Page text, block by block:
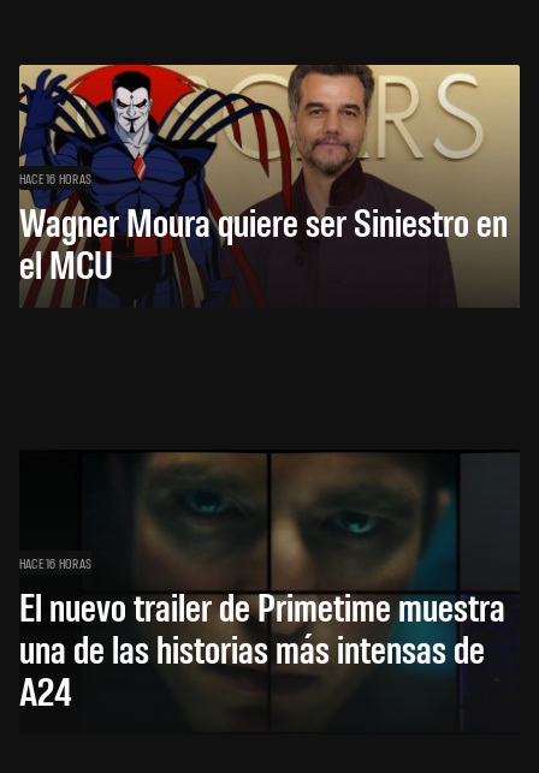
HACE 16 HORAS
Wagner Moura quiere ser Siniestro en
el MCU
HACE 16 HORAS
El nuevo trailer de Primetime muestra
una de las historias más intensas de
A24